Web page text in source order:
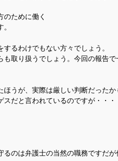
ために働く
るわけでもない方々でしょう。
取り扱うでしょう。 今回の報告で
ほうが、実際は厳しい判断だった
だと言われているのですが・・・
るのは弁護士の当然の職務ですだ